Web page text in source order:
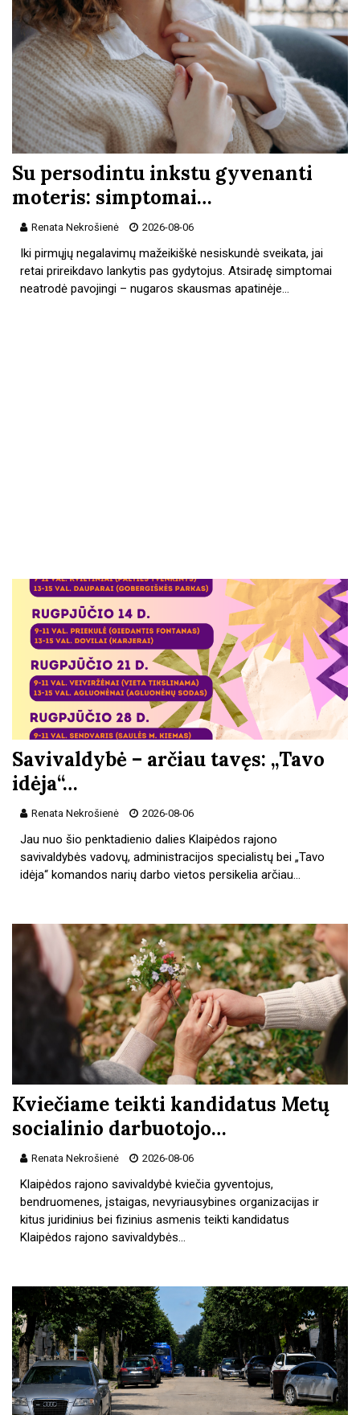
Su persodintu inkstu gyvenanti
moteris: simptomai…
Renata Nekrošienė 2026-08-06
Iki pirmųjų negalavimų mažeikiškė nesiskundė sveikata, jai
retai prireikdavo lankytis pas gydytojus. Atsiradę simptomai
neatrodė pavojingi – nugaros skausmas apatinėje…
Savivaldybė – arčiau tavęs: „Tavo
idėja“…
Renata Nekrošienė 2026-08-06
Jau nuo šio penktadienio dalies Klaipėdos rajono
savivaldybės vadovų, administracijos specialistų bei „Tavo
idėja“ komandos narių darbo vietos persikelia arčiau…
Kviečiame teikti kandidatus Metų
socialinio darbuotojo…
Renata Nekrošienė 2026-08-06
Klaipėdos rajono savivaldybė kviečia gyventojus,
bendruomenes, įstaigas, nevyriausybines organizacijas ir
kitus juridinius bei fizinius asmenis teikti kandidatus
Klaipėdos rajono savivaldybės…